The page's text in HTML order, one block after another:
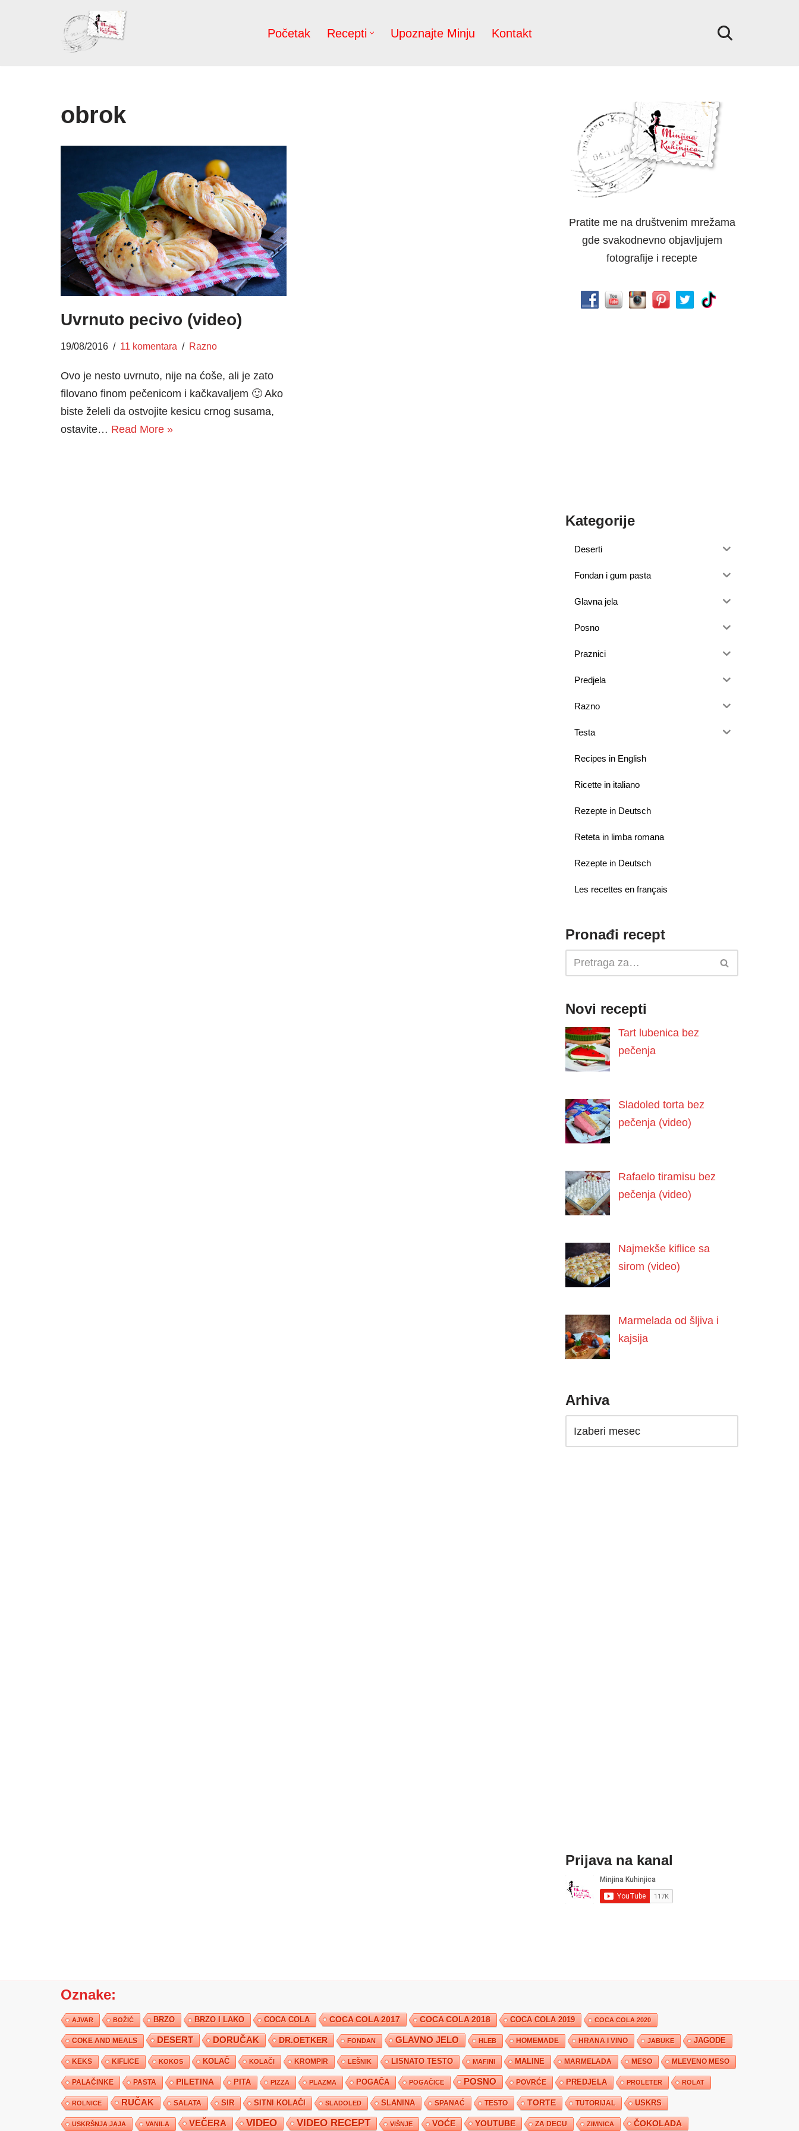
Početak Recepti Upoznajte Minju Kontakt
obrok
Uvrnuto pecivo (video)
19/08/2016 11 komentara Razno
Ovo je nesto uvrnuto, nije na ćoše, ali je zato
filovano finom pečenicom i kačkavaljem 🙂 Ako
biste želeli da ostvojite kesicu crnog susama,
ostavite… Read More »
Pratite me na društvenim mrežama
gde svakodnevno objavljujem
fotografije i recepte
Kategorije
Deserti
Fondan i gum pasta
Glavna jela
Posno
Praznici
Predjela
Razno
Testa
Recipes in English
Ricette in italiano
Rezepte in Deutsch
Reteta in limba romana
Rezepte in Deutsch
Les recettes en français
Pronađi recept
Novi recepti
Tart lubenica bez
pečenja
Sladoled torta bez
pečenja (video)
Rafaelo tiramisu bez
pečenja (video)
Najmekše kiflice sa
sirom (video)
Marmelada od šljiva i
kajsija
Arhiva
Prijava na kanal
Oznake:
AJVAR BOŽIĆ BRZO BRZO I LAKO COCA COLA COCA COLA 2017 COCA COLA 2018 COCA COLA 2019 COCA COLA 2020
COKE AND MEALS DESERT DORUČAK DR.OETKER FONDAN GLAVNO JELO HLEB HOMEMADE HRANA I VINO JABUKE JAGODE
KEKS KIFLICE KOKOS KOLAČ KOLAČI KROMPIR LEŠNIK LISNATO TESTO MAFINI MALINE MARMELADA MESO MLEVENO MESO
PALAČINKE PASTA PILETINA PITA PIZZA PLAZMA POGAČA POGAČICE POSNO POVRĆE PREDJELA PROLETER ROLAT
ROLNICE RUČAK SALATA SIR SITNI KOLAČI SLADOLED SLANINA SPANAĆ TESTO TORTE TUTORIJAL USKRS
USKRŠNJA JAJA VANILA VEČERA VIDEO VIDEO RECEPT VIŠNJE VOĆE YOUTUBE ZA DECU ZIMNICA ČOKOLADA